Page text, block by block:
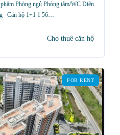
Phòng ngủ Phòng tắm/WC Diện
Căn hộ 1+1 1 56…
Cho thuê căn hộ
FOR RENT